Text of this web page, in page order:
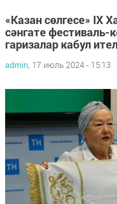
«Казан сөлгесе»
сәнгате фестиваль-
гаризалар кабул
admin, 17 июль 2024 - 15:13